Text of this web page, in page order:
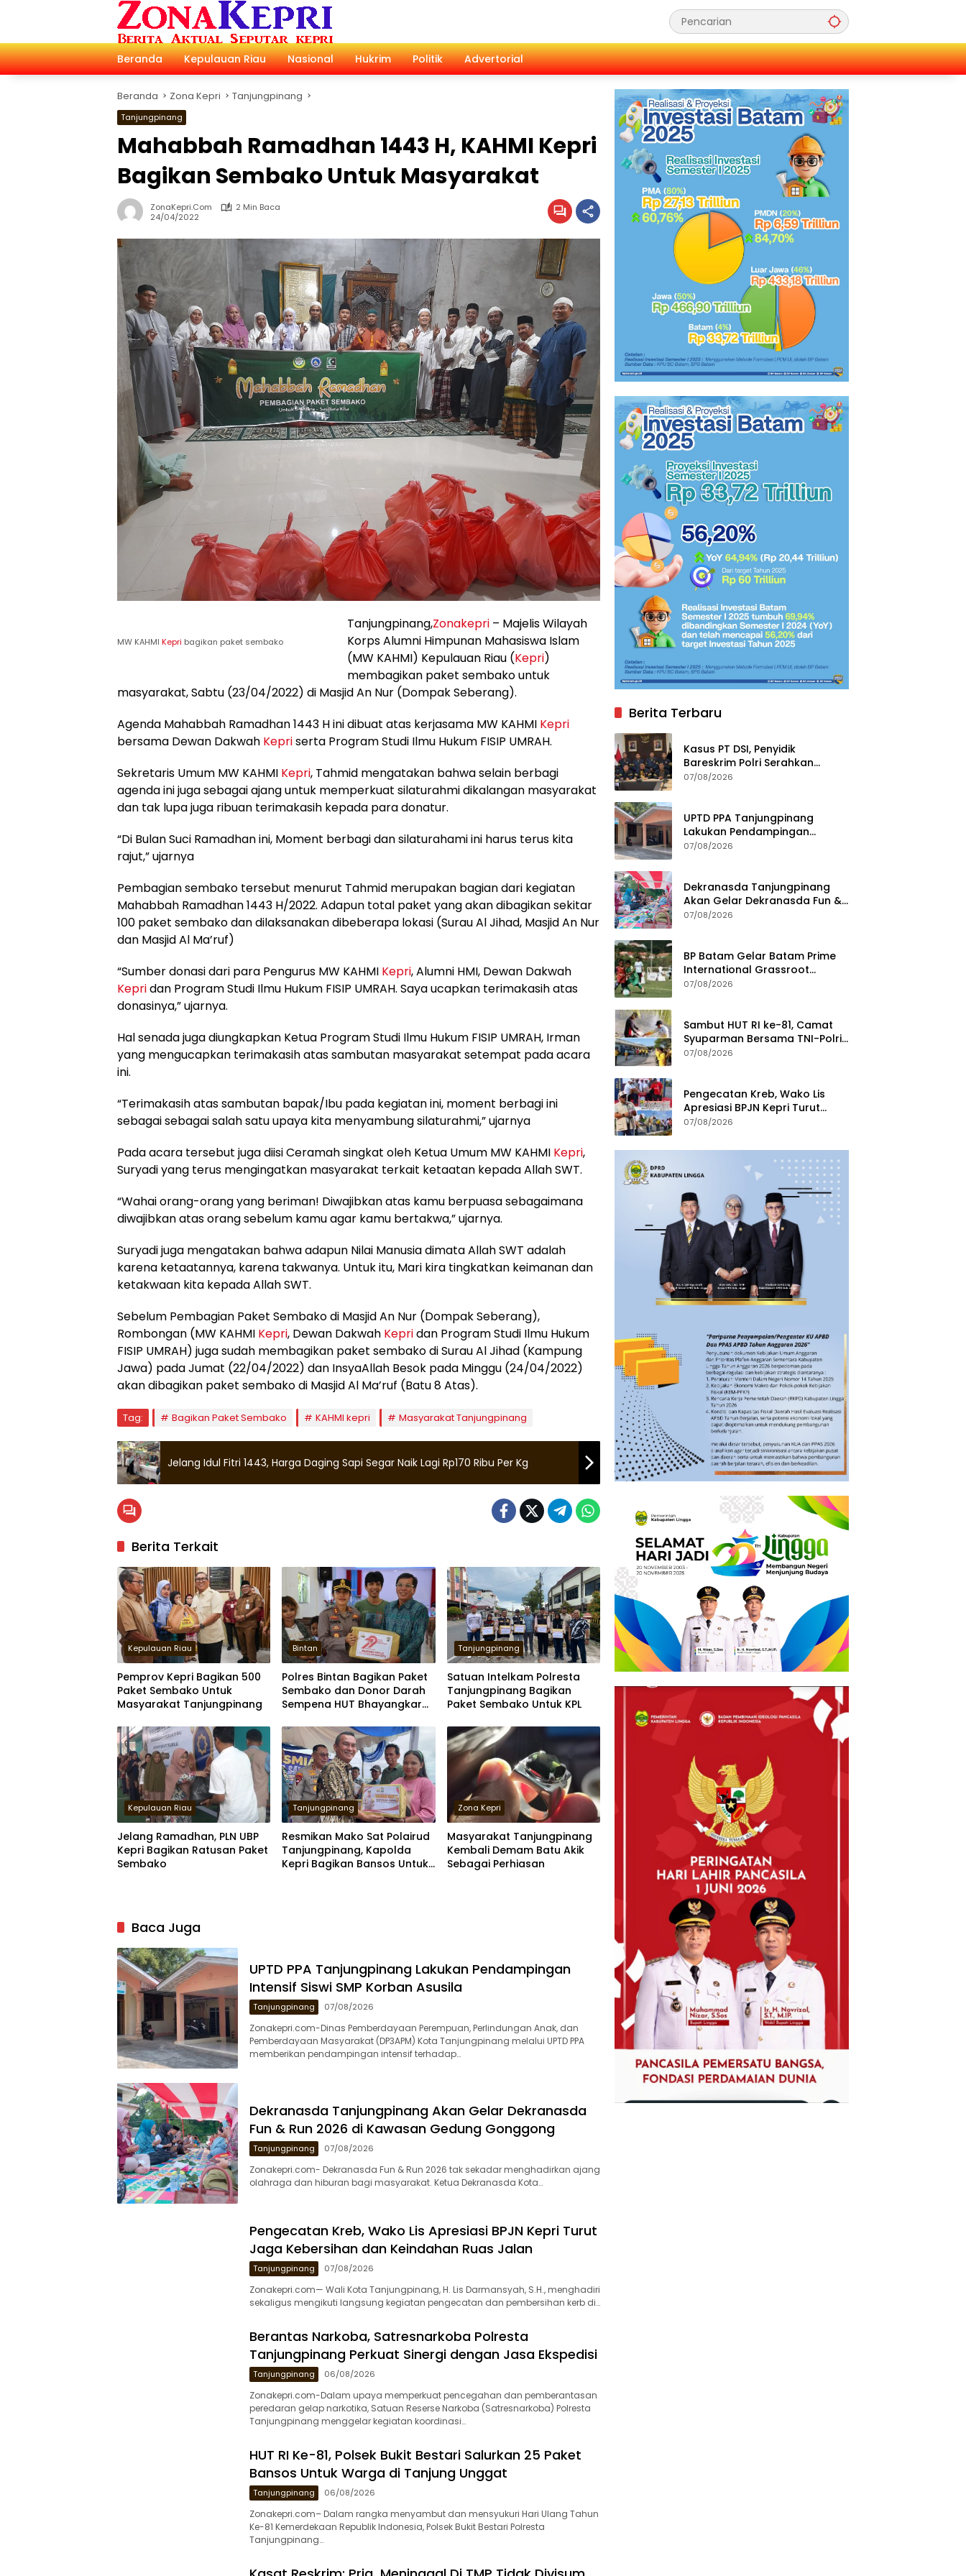
Beranda
Kepulauan Riau Nasional Hukrim Politik Advertorial
Beranda Zona Kepri Tanjungpinang
Tanjungpinang
Mahabbah Ramadhan 1443 H, KAHMI Kepri
Bagikan Sembako Untuk Masyarakat
ZonaKepri.com
2 Min Baca
24/04/2022
MW KAHMI Kepri bagikan paket sembako
Tanjungpinang,Zonakepri – Majelis Wilayah
Korps Alumni Himpunan Mahasiswa Islam
(MW KAHMI) Kepulauan Riau (Kepri)
membagikan paket sembako untuk
masyarakat, Sabtu (23/04/2022) di Masjid An Nur (Dompak Seberang).
Agenda Mahabbah Ramadhan 1443 H ini dibuat atas kerjasama MW KAHMI Kepri
bersama Dewan Dakwah Kepriserta Program Studi Ilmu Hukum FISIP UMRAH.
Sekretaris Umum MW KAHMI Kepri, Tahmid mengatakan bahwa selain berbagi
agenda ini juga sebagai ajang untuk memperkuat silaturahmi dikalangan masyarakat
dan tak lupa juga ribuan terimakasih kepada para donatur.
“Di Bulan Suci Ramadhan ini, Moment berbagi dan silaturahami ini harus terus kita
rajut,” ujarnya
Pembagian sembako tersebut menurut Tahmid merupakan bagian dari kegiatan
Mahabbah Ramadhan 1443 H/2022. Adapun total paket yang akan dibagikan sekitar
100 paket sembako dan dilaksanakan dibeberapa lokasi (Surau Al Jihad, Masjid An Nur
dan Masjid Al Ma’ruf)
“Sumber donasi dari para Pengurus MW KAHMI Kepri, Alumni HMI, Dewan Dakwah
Kepridan Program Studi Ilmu Hukum FISIP UMRAH. Saya ucapkan terimakasih atas
donasinya,” ujarnya.
Hal senada juga diungkapkan Ketua Program Studi Ilmu Hukum FISIP UMRAH, Irman
yang mengucapkan terimakasih atas sambutan masyarakat setempat pada acara
ini.
“Terimakasih atas sambutan bapak/Ibu pada kegiatan ini, moment berbagi ini
sebagai sebagai salah satu upaya kita menyambung silaturahmi,” ujarnya
Pada acara tersebut juga diisi Ceramah singkat oleh Ketua Umum MW KAHMI Kepri,
Suryadi yang terus mengingatkan masyarakat terkait ketaatan kepada Allah SWT.
“Wahai orang-orang yang beriman! Diwajibkan atas kamu berpuasa sebagaimana
diwajibkan atas orang sebelum kamu agar kamu bertakwa,” ujarnya.
Suryadi juga mengatakan bahwa adapun Nilai Manusia dimata Allah SWT adalah
karena ketaatannya, karena takwanya. Untuk itu, Mari kira tingkatkan keimanan dan
ketakwaan kita kepada Allah SWT.
Sebelum Pembagian Paket Sembako di Masjid An Nur (Dompak Seberang),
Rombongan (MW KAHMI Kepri, Dewan Dakwah Kepridan Program Studi Ilmu Hukum
FISIP UMRAH) juga sudah membagikan paket sembako di Surau Al Jihad (Kampung
Jawa) pada Jumat (22/04/2022) dan InsyaAllah Besok pada Minggu (24/04/2022)
akan dibagikan paket sembako di Masjid Al Ma’ruf (Batu 8 Atas).
Tag: Bagikan Paket Sembako KAHMI kepri Masyarakat Tanjungpinang
Jelang Idul Fitri 1443, Harga Daging Sapi Segar Naik Lagi Rp170 Ribu Per Kg
Berita Terkait
Kepulauan Riau
Pemprov Kepri Bagikan 500
Paket Sembako Untuk
Masyarakat Tanjungpinang
Bintan
Polres Bintan Bagikan Paket
Sembako dan Donor Darah
Sempena HUT Bhayangkara
Tanjungpinang
Satuan Intelkam Polresta
Tanjungpinang Bagikan
Paket Sembako Untuk KPL
Kepulauan Riau
Jelang Ramadhan, PLN UBP
Kepri Bagikan Ratusan Paket
Sembako
Tanjungpinang
Resmikan Mako Sat Polairud
Tanjungpinang, Kapolda
Kepri Bagikan Bansos Untuk
Zona Kepri
Masyarakat Tanjungpinang
Kembali Demam Batu Akik
Sebagai Perhiasan
Baca Juga
UPTD PPA Tanjungpinang Lakukan Pendampingan
Intensif Siswi SMP Korban Asusila
Tanjungpinang 07/08/2026
Zonakepri.com-Dinas Pemberdayaan Perempuan, Perlindungan Anak, dan
Pemberdayaan Masyarakat (DP3APM) Kota Tanjungpinang melalui UPTD PPA
memberikan pendampingan intensif terhadap…
Dekranasda Tanjungpinang Akan Gelar Dekranasda
Fun & Run 2026 di Kawasan Gedung Gonggong
Tanjungpinang 07/08/2026
Zonakepri.com- Dekranasda Fun & Run 2026 tak sekadar menghadirkan ajang
olahraga dan hiburan bagi masyarakat. Ketua Dekranasda Kota…
Pengecatan Kreb, Wako Lis Apresiasi BPJN Kepri Turut
Jaga Kebersihan dan Keindahan Ruas Jalan
Tanjungpinang 07/08/2026
Zonakepri.com— Wali Kota Tanjungpinang, H. Lis Darmansyah, S.H., menghadiri
sekaligus mengikuti langsung kegiatan pengecatan dan pembersihan kerb di…
Berantas Narkoba, Satresnarkoba Polresta
Tanjungpinang Perkuat Sinergi dengan Jasa Ekspedisi
Tanjungpinang 06/08/2026
Zonakepri.com-Dalam upaya memperkuat pencegahan dan pemberantasan
peredaran gelap narkotika, Satuan Reserse Narkoba (Satresnarkoba) Polresta
Tanjungpinang menggelar kegiatan koordinasi…
HUT RI Ke-81, Polsek Bukit Bestari Salurkan 25 Paket
Bansos Untuk Warga di Tanjung Unggat
Tanjungpinang 06/08/2026
Zonakepri.com– Dalam rangka menyambut dan mensyukuri Hari Ulang Tahun
Ke-81 Kemerdekaan Republik Indonesia, Polsek Bukit Bestari Polresta
Tanjungpinang…
Berita Terbaru
Kasus PT DSI, Penyidik
Bareskrim Polri Serahkan
Berkas dan Tersangka AS ke
07/08/2026
UPTD PPA Tanjungpinang
Lakukan Pendampingan
Intensif Siswi SMP Korban
07/08/2026
Dekranasda Tanjungpinang
Akan Gelar Dekranasda Fun &
Run 2026 di Kawasan Gedung
07/08/2026
BP Batam Gelar Batam Prime
International Grassroot
Football Festival 2026
07/08/2026
Sambut HUT RI ke-81, Camat
Syuparman Bersama TNI-Polri
dan Instansi Goro di Pantai
07/08/2026
Pengecatan Kreb, Wako Lis
Apresiasi BPJN Kepri Turut
Jaga Kebersihan dan
07/08/2026